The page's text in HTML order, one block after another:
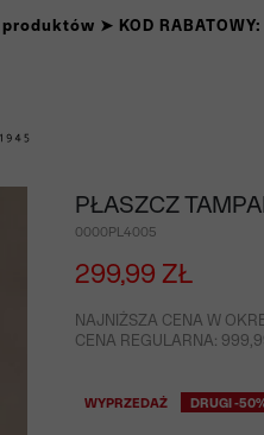
produktów ➤ KOD
PŁASZCZ
0000PL4005
299,99 ZŁ
NAJNIŻSZA CENA W
CENA REGULARNA:
WYPRZEDAŻ DRUGI -